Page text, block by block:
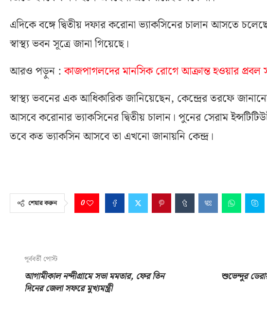
এদিকে বঙ্গে দ্বিতীয় দফার করোনা ভ্যাকসিনের চালান আসতে
স্বাস্থ্য ভবন সূত্রে জানা গিয়েছে।
আরও পড়ুন :কাজপাগলদের মানসিক রোগে আক্রান্ত হওয়ার প্রবল
স্বাস্থ্য ভবনের এক আধিকারিক জানিয়েছেন, কেন্দ্রের তরফে
আসবে করোনার ভ্যাকসিনের দ্বিতীয় চালান। পুনের সেরাম
তবে কত ভ্যাকসিন আসবে তা এখনো জানায়নি কেন্দ্র।
শেয়ার করুন 0
পূর্ববর্তী পোস্ট
আগামীকাল নন্দীগ্রামে সভা মমতার, ফের তিন
দিনের জেলা সফরে মুখ‍্যমন্ত্রী
শুভেন্দুর ডেরায়